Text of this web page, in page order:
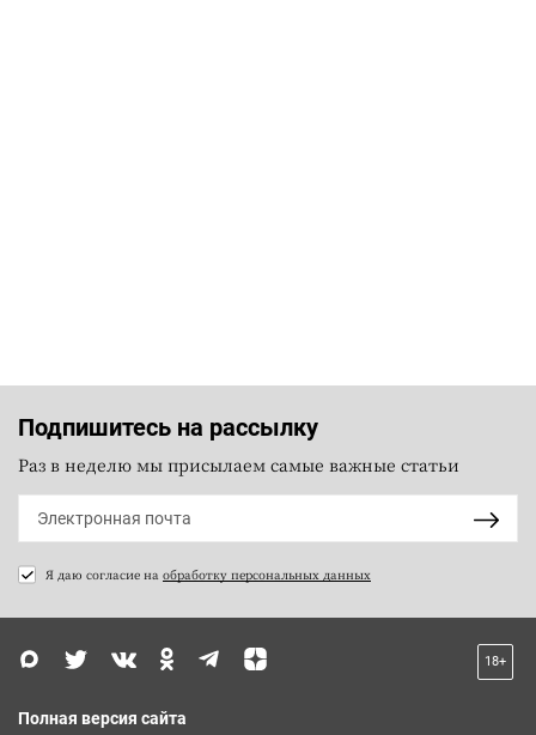
Подпишитесь на рассылку
Раз в неделю мы присылаем самые важные статьи
Я даю согласие на обработку персональных данных
18+
Полная версия сайта